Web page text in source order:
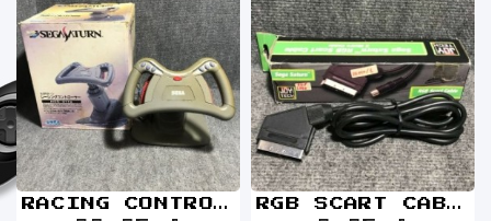
RACING CONTROLLER JAP HSS 0115 SEGA SATURN RGB SCART CABLE JOY TECH SEGA SATUNR